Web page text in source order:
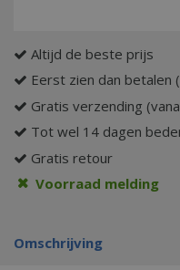
Altijd de beste prijs
Eerst zien dan betalen
Gratis verzending
Tot wel 14 dagen
Gratis retour
Voorraad melding
Omschrijving